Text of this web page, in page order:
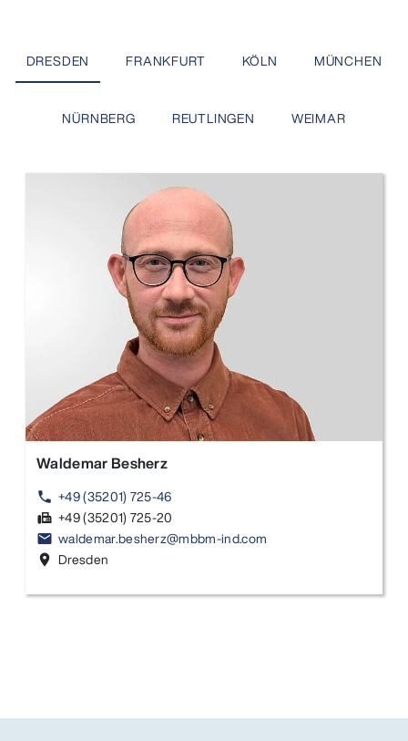
DRESDEN FRANKFURT KÖLN MÜNCHEN
NÜRNBERG REUTLINGEN WEIMAR
Waldemar Besherz
phone +49 (35201) 725-46
fax +49 (35201) 725-20
email waldemar.besherz@mbbm-ind.com
location_on Dresden